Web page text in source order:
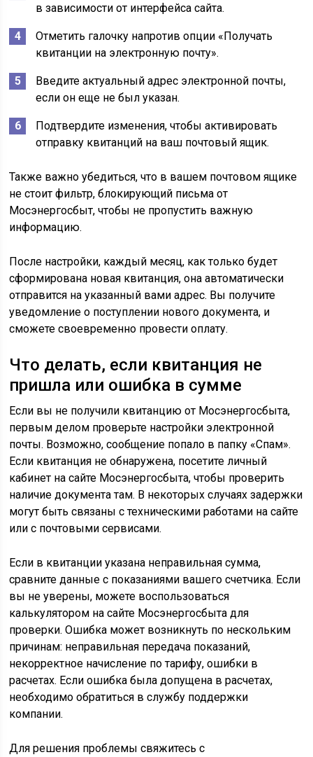
в зависимости от интерфейса сайта.
Отметить галочку напротив опции «Получать
квитанции на электронную почту».
Введите актуальный адрес электронной почты,
если он еще не был указан.
Подтвердите изменения, чтобы активировать
отправку квитанций на ваш почтовый ящик.
Также важно убедиться, что в вашем почтовом ящике
не стоит фильтр, блокирующий письма от
Мосэнергосбыт, чтобы не пропустить важную
информацию.
После настройки, каждый месяц, как только будет
сформирована новая квитанция, она автоматически
отправится на указанный вами адрес. Вы получите
уведомление о поступлении нового документа, и
сможете своевременно провести оплату.
Что делать, если квитанция не
пришла или ошибка в сумме
Если вы не получили квитанцию от Мосэнергосбыта,
первым делом проверьте настройки электронной
почты. Возможно, сообщение попало в папку «Спам».
Если квитанция не обнаружена, посетите личный
кабинет на сайте Мосэнергосбыта, чтобы проверить
наличие документа там. В некоторых случаях задержки
могут быть связаны с техническими работами на сайте
или с почтовыми сервисами.
Если в квитанции указана неправильная сумма,
сравните данные с показаниями вашего счетчика. Если
вы не уверены, можете воспользоваться
калькулятором на сайте Мосэнергосбыта для
проверки. Ошибка может возникнуть по нескольким
причинам: неправильная передача показаний,
некорректное начисление по тарифу, ошибки в
расчетах. Если ошибка была допущена в расчетах,
необходимо обратиться в службу поддержки
компании.
Для решения проблемы свяжитесь с